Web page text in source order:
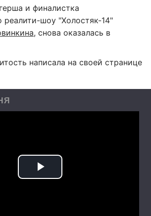
и финалистка
реалити-шоу "Холостяк-14"
, снова оказалась в
написала на своей странице